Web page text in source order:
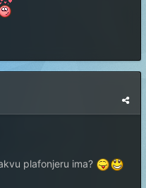
plafonjeru ima?